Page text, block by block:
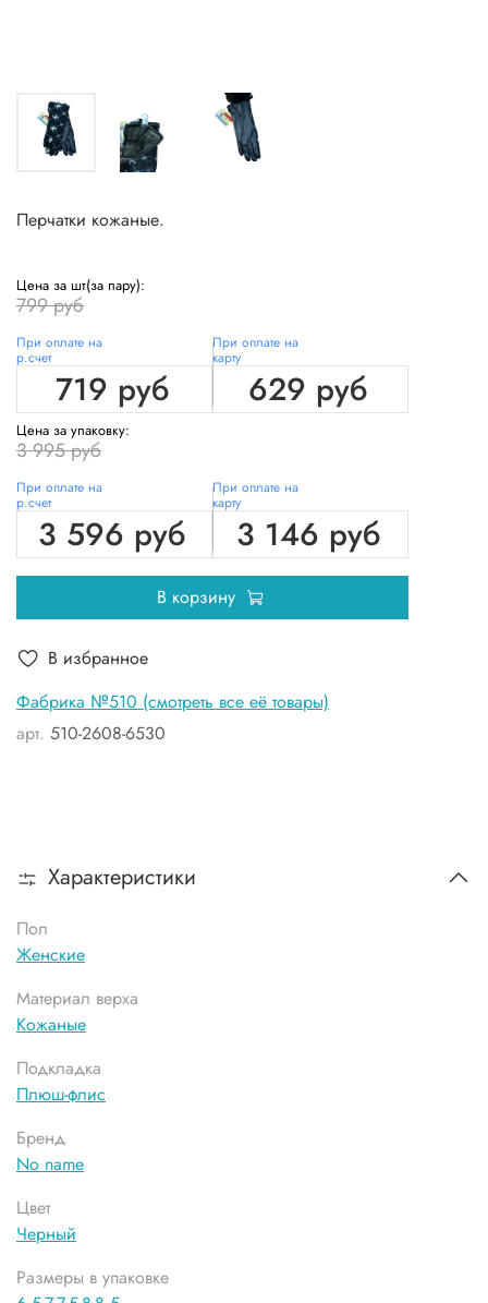
Фабрика №510 (смотреть все её товары)
арт. 510-2608-6530
Перчатки кожаные.
Цена за шт(за пару):
799 руб
При оплате на
р.счет
719 руб
При оплате на
карту
629 руб
Цена за упаковку:
3 995 руб
При оплате на
р.счет
3 596 руб
При оплате на
карту
3 146 руб
В корзину
В избранное
Характеристики
Пол
Женские
Материал верха
Кожаные
Подкладка
Плюш-флис
Бренд
No name
Цвет
Черный
Размеры в упаковке